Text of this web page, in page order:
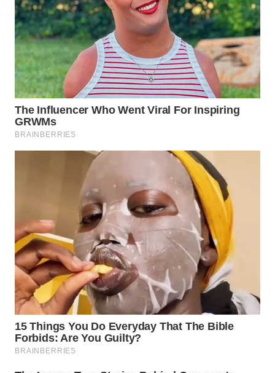
NEWS
WAHANA
TANI
WAHANA
ADVOKAT
WAHANA
WAHANA
LISTRIK
WAHANA
TRAVEL
WAHANA
TV
WAHANANEWS